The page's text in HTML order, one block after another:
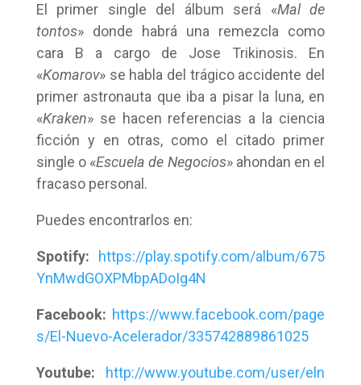
El primer single del álbum será «Mal de
tontos» donde habrá una remezcla como
cara B a cargo de Jose Trikinosis. En
«Komarov» se habla del trágico accidente del
primer astronauta que iba a pisar la luna, en
«Kraken» se hacen referencias a la ciencia
ficción y en otras, como el citado primer
single o «Escuela de Negocios» ahondan en el
fracaso personal.
Puedes encontrarlos en:
Spotify: https://play.spotify.com/album/675
YnMwdGOXPMbpADoIg4N
Facebook: https://www.facebook.com/page
s/El-Nuevo-Acelerador/335742889861025
Youtube: http://www.youtube.com/user/eln